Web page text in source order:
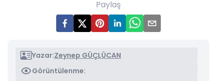
Paylaş
Yazar:Zeynep GÜÇLÜCAN
Görüntülenme: